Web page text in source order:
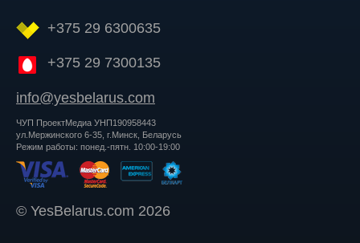
+375 29 6300635
+375 29 7300135
info@yesbelarus.com
ЧУП ПроектМедиа УНП190958443
ул.Мержинского 6-35, г.Минск, Беларусь
Режим работы: понед.-пятн. 10:00-19:00
© YesBelarus.com 2026